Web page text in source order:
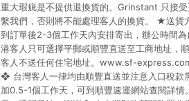
重大瑕疵是不提供退換貨的。Grinstant 只接
繫我們，否則將不能處理客人的換貨。 ★送
到訂單後2-3個工作天內安排寄出，辦公時間
港客人只可選擇平郵或順豐直送至工商地址
客人不送任何住宅地址。www.sf-
❖ 台灣客人一律均由順豐直送並注意入口稅
加0.5-1個工作天，可到順豐速運網站查閱詳